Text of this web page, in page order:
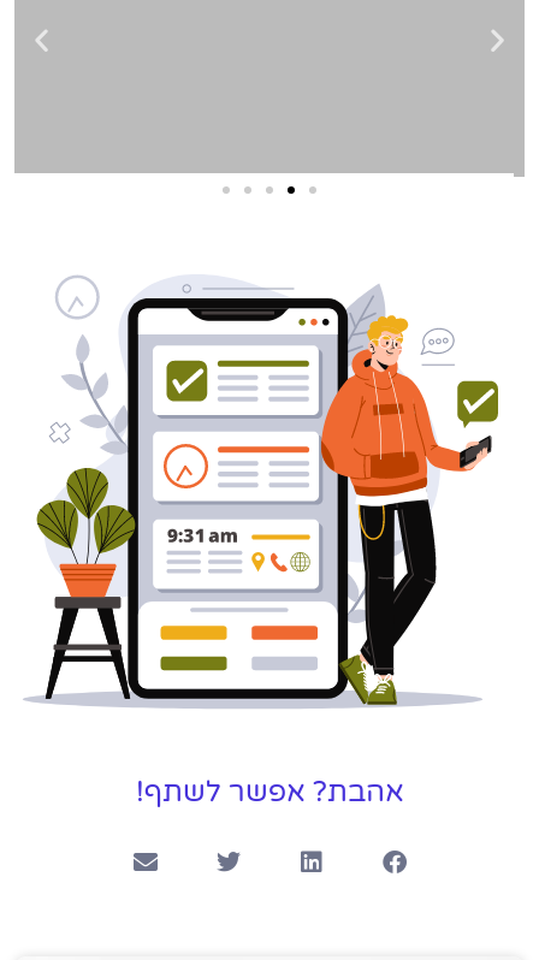
בעל/ת עסק? סוכנות ניהול מוניטין
לקידום, שיווק ופרסום באינטרנט
כאן עבורך!
לפרטים
אהבת? אפשר לשתף!